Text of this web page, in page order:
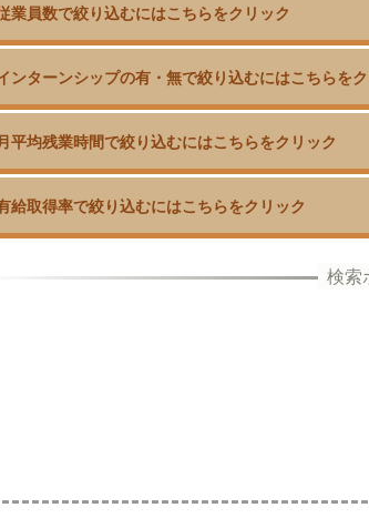
業員数で絞り込むにはこちらをクリック
ンターンシップの有・無で絞り込むにはこちらを
平均残業時間で絞り込むにはこちらをクリック
給取得率で絞り込むにはこちらをクリック